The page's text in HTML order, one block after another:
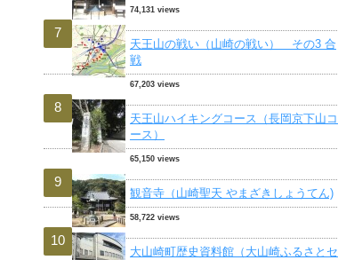
74,131 views
天王山の戦い（山崎の戦い） その3 合
戦
67,203 views
天王山ハイキングコース（長岡京下山コ
ース）
65,150 views
観音寺（山崎聖天 やまざきしょうてん)
58,722 views
大山崎町歴史資料館（大山崎ふるさとセ